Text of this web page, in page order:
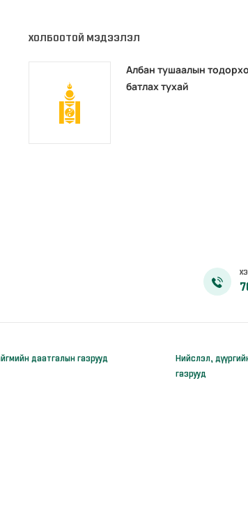
ХОЛБООТОЙ МЭДЭЭЛЭЛ
Албан тушаалын
батлах тухай
даатгалын газрууд
Нийслэл,
газрууд